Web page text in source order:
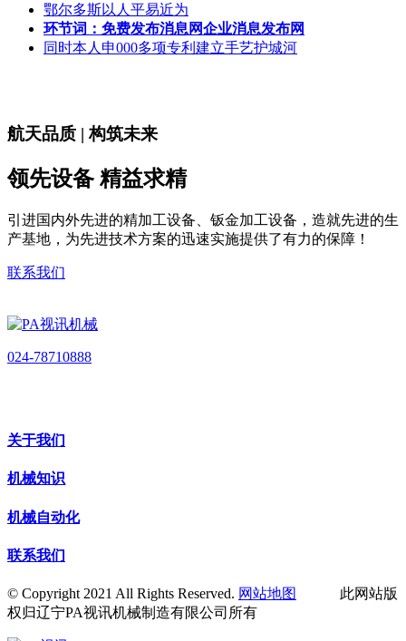
鄂尔多斯以人平易近为
环节词：免费发布消息网企业消息发布网
同时本人申000多项专利建立手艺护城河
航天品质 | 构筑未来
领先设备 精益求精
引进国内外先进的精加工设备、钣金加工设备，造就先进的生
产基地，为先进技术方案的迅速实施提供了有力的保障！
联系我们
024-78710888
关于我们
机械知识
机械自动化
联系我们
© Copyright 2021 All Rights Reserved. 网站地图
此网站版
权归辽宁PA视讯机械制造有限公司所有